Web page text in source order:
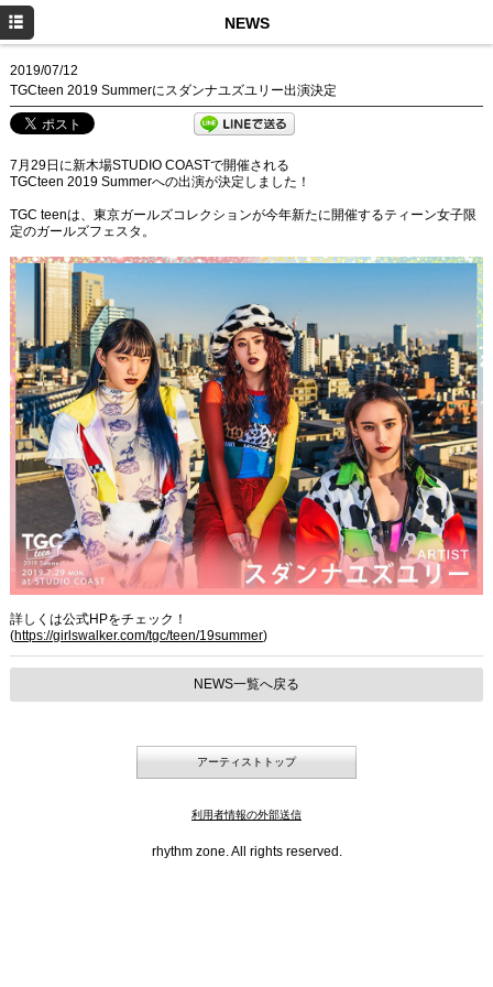
NEWS
2019/07/12
TGCteen 2019 Summerにスダンナユズユリー出演決定
7月29日に新木場STUDIO COASTで開催される
TGCteen 2019 Summerへの出演が決定しました！
TGC teenは、東京ガールズコレクションが今年新たに開催するティーン女子限
定のガールズフェスタ。
詳しくは公式HPをチェック！
(https://girlswalker.com/tgc/teen/19summer)
NEWS一覧へ戻る
アーティストトップ
利用者情報の外部送信
rhythm zone. All rights reserved.
NEWS
PROFILE
MOVIE
Instagram